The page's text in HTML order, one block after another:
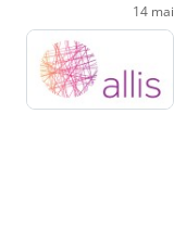
14 mai